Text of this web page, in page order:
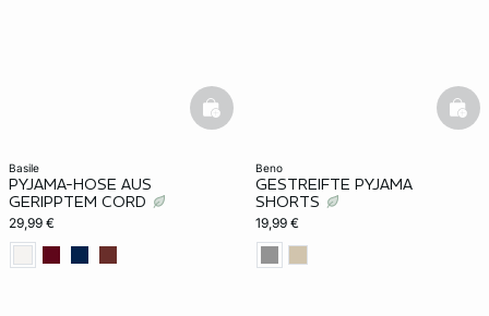
basile
PYJAMA-HOSE AUS
GERIPPTEM CORD
29,99 €
basketfull
beno
GESTREIFTE PYJAMA
SHORTS
19,99 €